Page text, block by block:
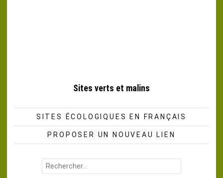
Sites verts et malins
SITES ÉCOLOGIQUES EN FRANÇAIS
PROPOSER UN NOUVEAU LIEN
Rechercher :